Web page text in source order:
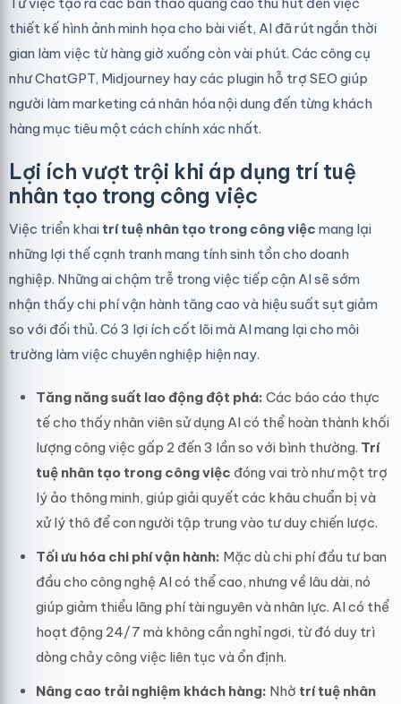
thiết kế hình ảnh minh họa cho bài viết, AI đã rút ngắn thời
gian làm việc từ hàng giờ xuống còn vài phút. Các công cụ
như ChatGPT, Midjourney hay các plugin hỗ trợ SEO giúp
người làm marketing cá nhân hóa nội dung đến từng khách
hàng mục tiêu một cách chính xác nhất.
Lợi ích vượt trội khi áp dụng trí tuệ
nhân tạo trong công việc
Việc triển khai trí tuệ nhân tạo trong công việc mang lại
những lợi thế cạnh tranh mang tính sinh tồn cho doanh
nghiệp. Những ai chậm trễ trong việc tiếp cận AI sẽ sớm
nhận thấy chi phí vận hành tăng cao và hiệu suất sụt giảm
so với đối thủ. Có 3 lợi ích cốt lõi mà AI mang lại cho môi
trường làm việc chuyên nghiệp hiện nay.
Tăng năng suất lao động đột phá: Các báo cáo thực
tế cho thấy nhân viên sử dụng AI có thể hoàn thành khối
lượng công việc gấp 2 đến 3 lần so với bình thường. Trí
tuệ nhân tạo trong công việc đóng vai trò như một trợ
lý ảo thông minh, giúp giải quyết các khâu chuẩn bị và
xử lý thô để con người tập trung vào tư duy chiến lược.
Tối ưu hóa chi phí vận hành: Mặc dù chi phí đầu tư ban
đầu cho công nghệ AI có thể cao, nhưng về lâu dài, nó
giúp giảm thiểu lãng phí tài nguyên và nhân lực. AI có thể
hoạt động 24/7 mà không cần nghỉ ngơi, từ đó duy trì
dòng chảy công việc liên tục và ổn định.
Nâng cao trải nghiệm khách hàng: Nhờ trí tuệ nhân